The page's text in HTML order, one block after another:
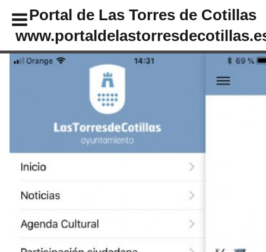
Portal de Las Torres de Cotillas